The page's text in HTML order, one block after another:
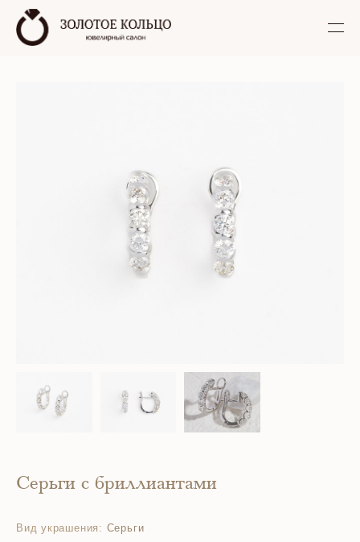
Серьги с бриллиантами
Вид украшения: Серьги